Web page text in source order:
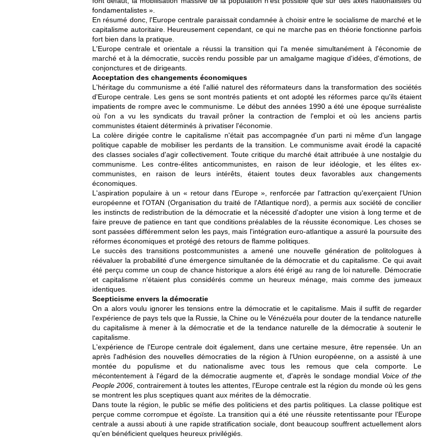
fondamentalistes ».
En résumé donc, l'Europe centrale paraissait condamnée à choisir entre le socialisme de marché et le
capitalisme autoritaire. Heureusement cependant, ce qui ne marche pas en théorie fonctionne parfois
fort bien dans la pratique.
L'Europe centrale et orientale a réussi la transition qui l'a menée simultanément à l'économie de
marché et à la démocratie, succès rendu possible par un amalgame magique d'idées, d'émotions, de
conjonctures et de dirigeants.
Acceptation des changements économiques
L'héritage du communisme a été l'allié naturel des réformateurs dans la transformation des sociétés
d'Europe centrale. Les gens se sont montrés patients et ont adopté les réformes parce qu'ils étaient
impatients de rompre avec le communisme. Le début des années 1990 a été une époque surréaliste
où l'on a vu les syndicats du travail prôner la contraction de l'emploi et où les anciens partis
communistes étaient déterminés à privatiser l'économie.
La colère dirigée contre le capitalisme n'était pas accompagnée d'un parti ni même d'un langage
politique capable de mobiliser les perdants de la transition. Le communisme avait érodé la capacité
des classes sociales d'agir collectivement. Toute critique du marché était attribuée à une nostalgie du
communisme. Les contre-élites anticommunistes, en raison de leur idéologie, et les élites ex-
communistes, en raison de leurs intérêts, étaient toutes deux favorables aux changements
économiques.
L'aspiration populaire à un « retour dans l'Europe », renforcée par l'attraction qu'exerçaient l'Union
européenne et l'OTAN (Organisation du traité de l'Atlantique nord), a permis aux société de concilier
les instincts de redistribution de la démocratie et la nécessité d'adopter une vision à long terme et de
faire preuve de patience en tant que conditions préalables de la réussite économique. Les choses se
sont passées différemment selon les pays, mais l'intégration euro-atlantique a assuré la poursuite des
réformes économiques et protégé des retours de flamme politiques.
Le succès des transitions postcommunistes a amené une nouvelle génération de politologues à
réévaluer la probabilité d'une émergence simultanée de la démocratie et du capitalisme. Ce qui avait
été perçu comme un coup de chance historique a alors été érigé au rang de loi naturelle. Démocratie
et capitalisme n'étaient plus considérés comme un heureux ménage, mais comme des jumeaux
identiques.
Scepticisme envers la démocratie
On a alors voulu ignorer les tensions entre la démocratie et le capitalisme. Mais il suffit de regarder
l'expérience de pays tels que la Russie, la Chine ou le Vénézuéla pour douter de la tendance naturelle
du capitalisme à mener à la démocratie et de la tendance naturelle de la démocratie à soutenir le
capitalisme.
L'expérience de l'Europe centrale doit également, dans une certaine mesure, être repensée. Un an
après l'adhésion des nouvelles démocraties de la région à l'Union européenne, on a assisté à une
montée du populisme et du nationalisme avec tous les remous que cela comporte. Le
mécontentement à l'égard de la démocratie augmente et, d'après le sondage mondial Voice of the
People 2006 , contrairement à toutes les attentes, l'Europe centrale est la région du monde où les gens
se montrent les plus sceptiques quant aux mérites de la démocratie.
Dans toute la région, le public se méfie des politiciens et des partis politiques. La classe politique est
perçue comme corrompue et égoïste. La transition qui a été une réussite retentissante pour l'Europe
centrale a aussi abouti à une rapide stratification sociale, dont beaucoup souffrent actuellement alors
qu'en bénéficient quelques heureux privilégiés.